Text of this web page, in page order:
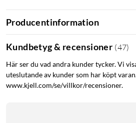
Producentinformation
Kundbetyg & recensioner (47)
Här ser du vad andra kunder tycker. Vi
uteslutande av kunder som har köpt
www.kjell.com/se/villkor/recensioner.